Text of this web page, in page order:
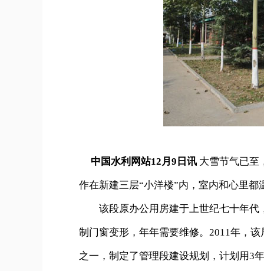
中国水利网站12月9日讯 大雪节气已至
作在新建三层“小洋楼”内，室内和心里都
该段原办公用房建于上世纪七十年代
制门窗变形，年年需要维修。2011年，
之一，制定了管理段建设规划，计划用3